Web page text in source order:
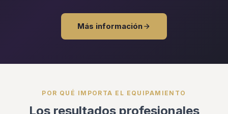
Más información
POR QUÉ IMPORTA EL EQUIPAMIENTO
Los resultados profesionales